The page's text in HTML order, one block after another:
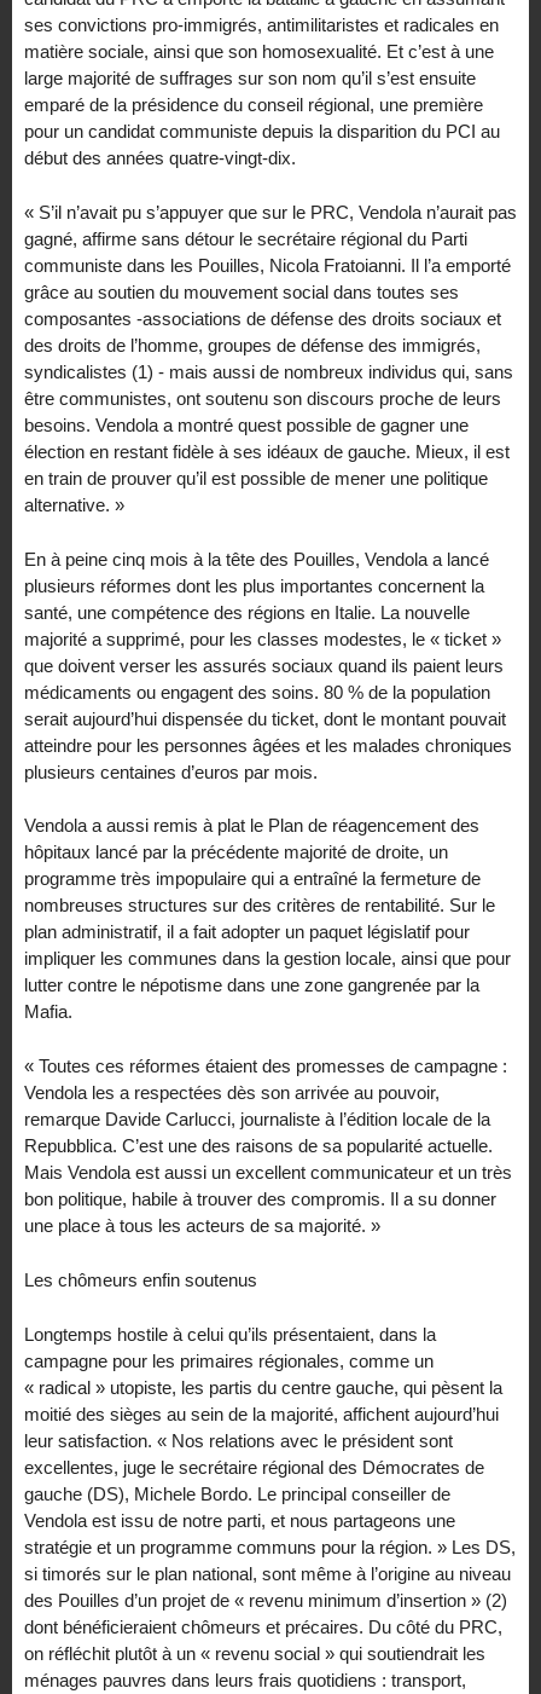
ses convictions pro-immigrés, antimilitaristes et radicales en
matière sociale, ainsi que son homosexualité. Et c’est à une
large majorité de suffrages sur son nom qu’il s’est ensuite
emparé de la présidence du conseil régional, une première
pour un candidat communiste depuis la disparition du PCI au
début des années quatre-vingt-dix.
« S’il n’avait pu s’appuyer que sur le PRC, Vendola n’aurait pas
gagné, affirme sans détour le secrétaire régional du Parti
communiste dans les Pouilles, Nicola Fratoianni. Il l’a emporté
grâce au soutien du mouvement social dans toutes ses
composantes -associations de défense des droits sociaux et
des droits de l’homme, groupes de défense des immigrés,
syndicalistes (1) - mais aussi de nombreux individus qui, sans
être communistes, ont soutenu son discours proche de leurs
besoins. Vendola a montré quest possible de gagner une
élection en restant fidèle à ses idéaux de gauche. Mieux, il est
en train de prouver qu’il est possible de mener une politique
alternative. »
En à peine cinq mois à la tête des Pouilles, Vendola a lancé
plusieurs réformes dont les plus importantes concernent la
santé, une compétence des régions en Italie. La nouvelle
majorité a supprimé, pour les classes modestes, le « ticket »
que doivent verser les assurés sociaux quand ils paient leurs
médicaments ou engagent des soins. 80 % de la population
serait aujourd’hui dispensée du ticket, dont le montant pouvait
atteindre pour les personnes âgées et les malades chroniques
plusieurs centaines d’euros par mois.
Vendola a aussi remis à plat le Plan de réagencement des
hôpitaux lancé par la précédente majorité de droite, un
programme très impopulaire qui a entraîné la fermeture de
nombreuses structures sur des critères de rentabilité. Sur le
plan administratif, il a fait adopter un paquet législatif pour
impliquer les communes dans la gestion locale, ainsi que pour
lutter contre le népotisme dans une zone gangrenée par la
Mafia.
« Toutes ces réformes étaient des promesses de campagne :
Vendola les a respectées dès son arrivée au pouvoir,
remarque Davide Carlucci, journaliste à l’édition locale de la
Repubblica. C’est une des raisons de sa popularité actuelle.
Mais Vendola est aussi un excellent communicateur et un très
bon politique, habile à trouver des compromis. Il a su donner
une place à tous les acteurs de sa majorité. »
Les chômeurs enfin soutenus
Longtemps hostile à celui qu’ils présentaient, dans la
campagne pour les primaires régionales, comme un
« radical » utopiste, les partis du centre gauche, qui pèsent la
moitié des sièges au sein de la majorité, affichent aujourd’hui
leur satisfaction. « Nos relations avec le président sont
excellentes, juge le secrétaire régional des Démocrates de
gauche (DS), Michele Bordo. Le principal conseiller de
Vendola est issu de notre parti, et nous partageons une
stratégie et un programme communs pour la région. » Les DS,
si timorés sur le plan national, sont même à l’origine au niveau
des Pouilles d’un projet de « revenu minimum d’insertion » (2)
dont bénéficieraient chômeurs et précaires. Du côté du PRC,
on réfléchit plutôt à un « revenu social » qui soutiendrait les
ménages pauvres dans leurs frais quotidiens : transport,